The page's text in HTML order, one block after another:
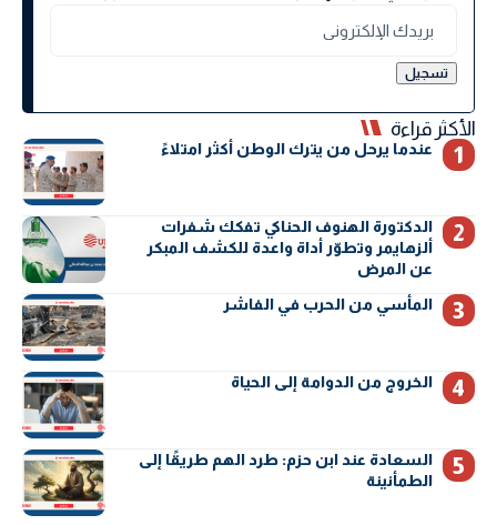
الأكثر قراءة
عندما يرحل من يترك الوطن أكثر امتلاءً
الدكتورة الهنوف الحناكي تفكك شفرات
ألزهايمر وتطوّر أداة واعدة للكشف المبكر
عن المرض
المأسي من الحرب في الفاشر
الخروج من الدوامة إلى الحياة
السعادة عند ابن حزم: طرد الهم طريقًا إلى
الطمأنينة